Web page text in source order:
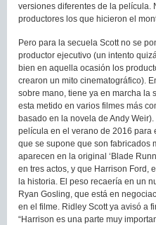
versiones diferentes de la película.
productores los que hicieron el
Pero para la secuela Scott no se
productor ejecutivo (un intento
bien en aquella ocasión los
crearon un mito cinematográfico).
sobre mano, tiene ya en marcha la
esta metido en varios filmes más
basado en la novela de Andy
película en el verano de 2016 para
que se supone que son fabricados
aparecen en la original ‘Blade
en tres actos, y que Harrison Ford,
la historia. El peso recaería en un
Ryan Gosling, que está en
en el filme. Ridley Scott ya avisó a
“Harrison es una parte muy